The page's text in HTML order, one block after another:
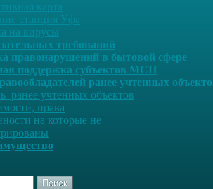
карта
станция Уфа
на вирусы
требований
правонарушений в бытовой сфере
поддержка субъектов МСП
ранее учтенных
ранее учтенных объектов
права
на которые не
Поиск